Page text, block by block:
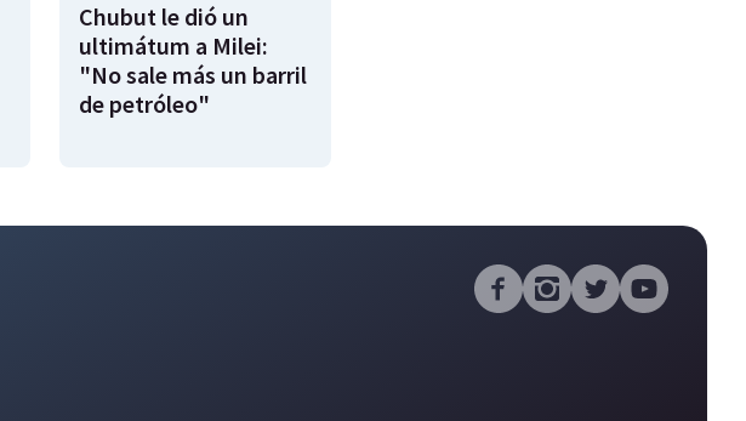
Chubut le dió un
ultimátum a Milei:
"No sale más un barril
de petróleo"